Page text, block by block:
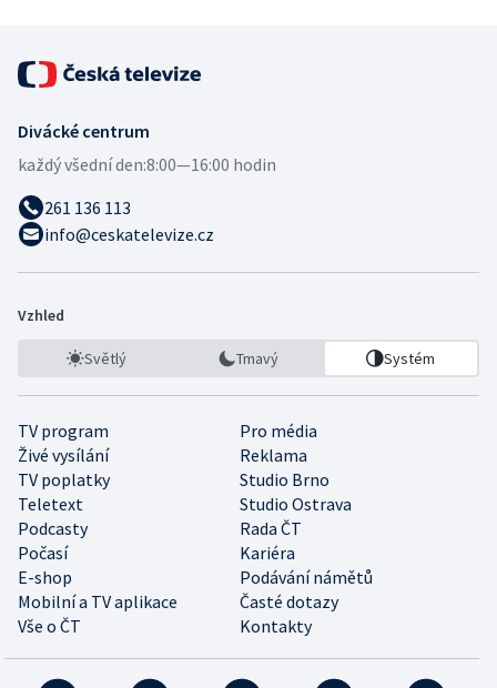
Divácké centrum
každý všední den:8:00—16:00 hodin
261 136 113
info@ceskatelevize.cz
Vzhled
Světlý Tmavý Systém
TV program
Pro média
Živé vysílání
Reklama
TV poplatky
Studio Brno
Teletext
Studio Ostrava
Podcasty
Rada ČT
Počasí
Kariéra
E-shop
Podávání námětů
Mobilní a TV aplikace
Časté dotazy
Vše o ČT
Kontakty